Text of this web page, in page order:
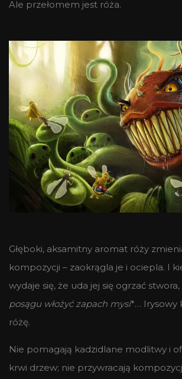
Ale przełomem jest róża.
Głęboki, aksamitny aromat róży
kompozycji – zaokrągla je i ociepla. I
wydaje się, że uda jej się ogrzać stwora,
posągu włożyć zapach mysi*… Irysowy
różę.
Nie pomagają kadzidlane modlitwy i
krwi drzew; nie przywracają